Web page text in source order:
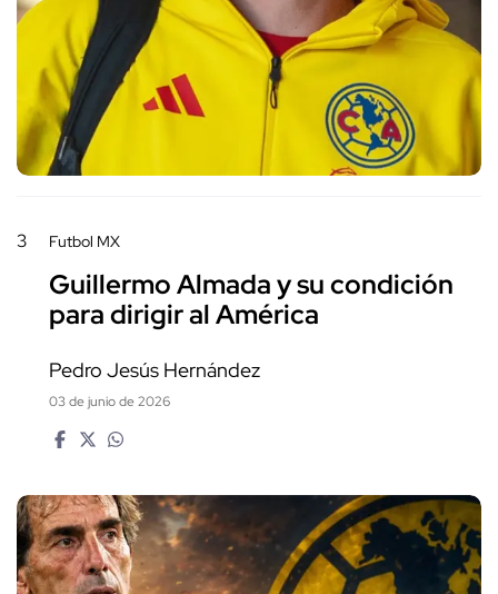
3 Futbol MX
Guillermo Almada y su condición
para dirigir al América
Pedro Jesús Hernández
03 de junio de 2026